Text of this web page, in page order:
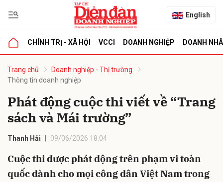
English
CHÍNH TRỊ - XÃ HỘI VCCI DOANH NGHIỆP DOANH
Trang chủ
Doanh nghiệp - Thị trường
Thông tin doanh nghiệp
Phát động cuộc thi viết về “Trang
sách và Mái trường”
Thanh Hải 09/06/2026 18:04
Cuộc thi được phát động trên phạm vi toàn
quốc dành cho mọi công dân Việt Nam trong
luận